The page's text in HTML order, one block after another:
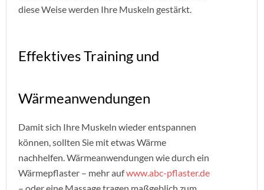
diese Weise werden Ihre Muskeln gestärkt.
Effektives Training und
Wärmeanwendungen
Damit sich Ihre Muskeln wieder entspannen
können, sollten Sie mit etwas Wärme
nachhelfen. Wärmeanwendungen wie durch ein
Wärmepflaster – mehr aufwww.abc-pflaster.de